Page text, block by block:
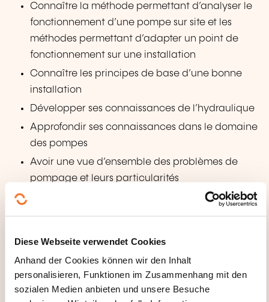
Diese Webseite verwendet Cookies
Anhand der Cookies können wir den Inhalt
personalisieren, Funktionen im Zusammenhang mit den
sozialen Medien anbieten und unsere Besuche
Connaître la méthode permettant d’analyser le
fonctionnement d’une pompe sur site et les
méthodes permettant d’adapter un point de
fonctionnement sur une installation
Connaître les principes de base d’une bonne
installation
Développer ses connaissances de l’hydraulique
Approfondir ses connaissances dans le domaine
des pompes
Avoir une vue d’ensemble des problèmes de
pompage et leurs particularités
Connaître les divers types de pompes
et par conséquence, mieux orienter son choix
face à un problème concret
Définir une procédure de sélection et connaître